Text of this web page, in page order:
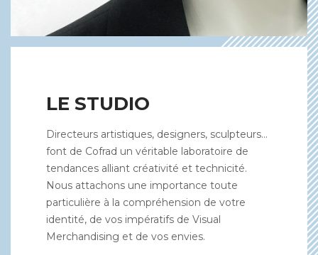
LE STUDIO
Directeurs artistiques, designers, sculpteurs…
font de Cofrad un véritable laboratoire de
tendances alliant créativité et technicité.
Nous attachons une importance toute
particulière à la compréhension de votre
identité, de vos impératifs de Visual
Merchandising et de vos envies.